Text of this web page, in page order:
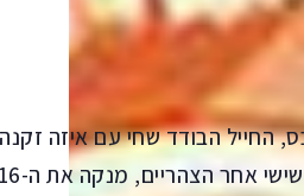
ב:עברית
החייל הבודד שחי עם איזה